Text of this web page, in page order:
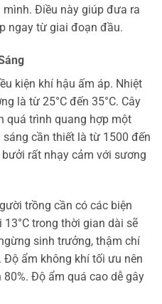
Điều này giúp đưa ra
ngay từ giai đoạn đầu.
kiện khí hậu ấm áp. Nhiệt
là từ 25°C đến 35°C. Cây
quá trình quang hợp một
cần thiết là từ 1500 đến
rất nhạy cảm với sương
trồng cần có các biện
trong thời gian dài sẽ
sinh trưởng, thậm chí
Độ ẩm không khí tối ưu nên
Độ ẩm quá cao dễ gây